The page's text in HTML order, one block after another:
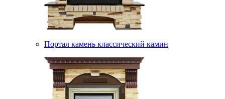
Портал камень классический камин